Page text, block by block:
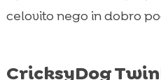
celovito nego in dobro
CricksyDog